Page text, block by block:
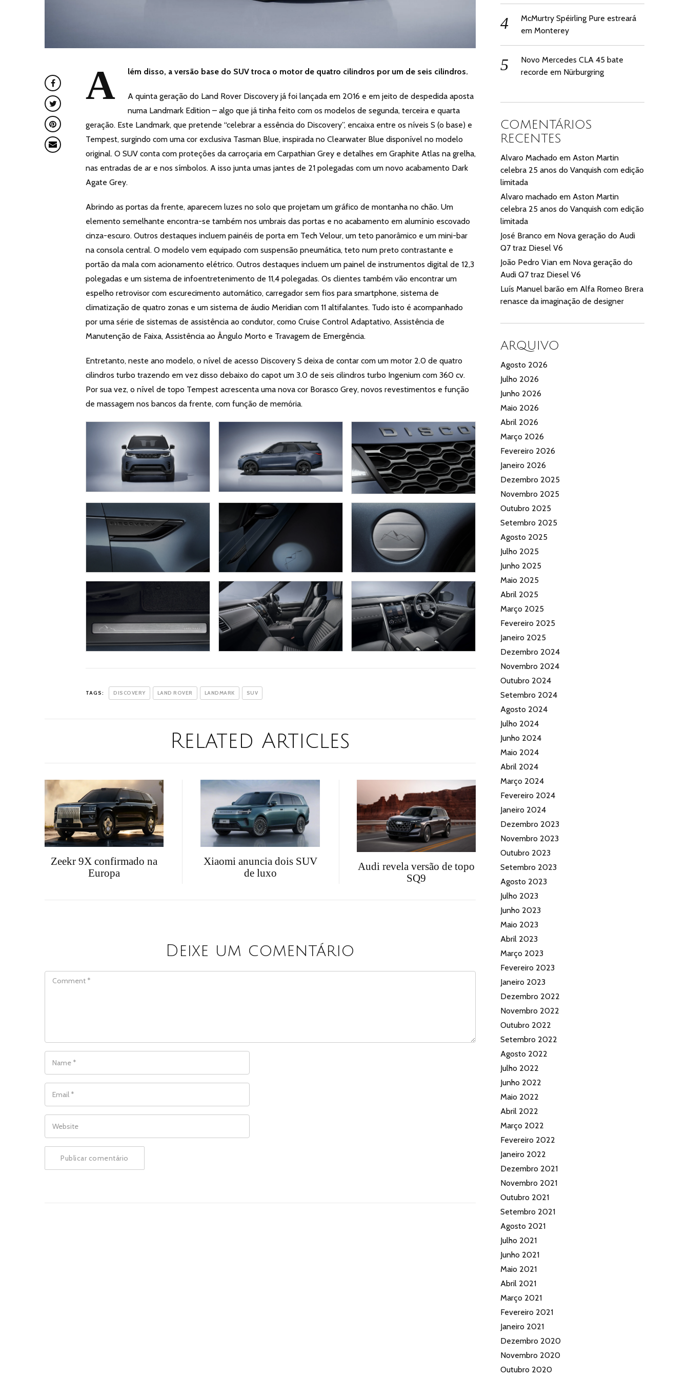
A lém disso, a versão base do SUV troca o motor de quatro cilindros por um de seis cilindros.
A quinta geração do Land Rover Discovery já foi lançada em 2016 e em jeito de despedida aposta
numa Landmark Edition – algo que já tinha feito com os modelos de segunda, terceira e quarta
geração. Este Landmark, que pretende “celebrar a essência do Discovery”, encaixa entre os níveis S (o base) e
Tempest, surgindo com uma cor exclusiva Tasman Blue, inspirada no Clearwater Blue disponível no modelo
original. O SUV conta com proteções da carroçaria em Carpathian Grey e detalhes em Graphite Atlas na grelha,
nas entradas de ar e nos símbolos. A isso junta umas jantes de 21 polegadas com um novo acabamento Dark
Agate Grey.
Abrindo as portas da frente, aparecem luzes no solo que projetam um gráfico de montanha no chão. Um
elemento semelhante encontra-se também nos umbrais das portas e no acabamento em alumínio escovado
cinza-escuro. Outros destaques incluem painéis de porta em Tech Velour, um teto panorâmico e um mini-bar
na consola central. O modelo vem equipado com suspensão pneumática, teto num preto contrastante e
portão da mala com acionamento elétrico. Outros destaques incluem um painel de instrumentos digital de 12,3
polegadas e um sistema de infoentretenimento de 11,4 polegadas. Os clientes também vão encontrar um
espelho retrovisor com escurecimento automático, carregador sem fios para smartphone, sistema de
climatização de quatro zonas e um sistema de áudio Meridian com 11 altifalantes. Tudo isto é acompanhado
por uma série de sistemas de assistência ao condutor, como Cruise Control Adaptativo, Assistência de
Manutenção de Faixa, Assistência ao Ângulo Morto e Travagem de Emergência.
Entretanto, neste ano modelo, o nível de acesso Discovery S deixa de contar com um motor 2.0 de quatro
cilindros turbo trazendo em vez disso debaixo do capot um 3.0 de seis cilindros turbo Ingenium com 360 cv.
Por sua vez, o nível de topo Tempest acrescenta uma nova cor Borasco Grey, novos revestimentos e função
de massagem nos bancos da frente, com função de memória.
TAGS: DISCOVERY LAND ROVER LANDMARK SUV
Related Articles
Zeekr 9X confirmado na
Europa
Xiaomi anuncia dois SUV
de luxo
Audi revela versão de topo
SQ9
Deixe um comentário
McMurtry Spéirling Pure estreará
em Monterey
Novo Mercedes CLA 45 bate
recorde em Nürburgring
COMENTÁRIOS
RECENTES
Alvaro Machado emAston Martin
celebra 25 anos do Vanquish com edição
limitada
Alvaro machado emAston Martin
celebra 25 anos do Vanquish com edição
limitada
José Branco em Nova geração do Audi
Q7 traz Diesel V6
João Pedro Vian em Nova geração do
Audi Q7 traz Diesel V6
Luís Manuel barão emAlfa Romeo Brera
renasce da imaginação de designer
ARQUIVO
Agosto 2026
Julho 2026
Junho 2026
Maio 2026
Abril 2026
Março 2026
Fevereiro 2026
Janeiro 2026
Dezembro 2025
Novembro 2025
Outubro 2025
Setembro 2025
Agosto 2025
Julho 2025
Junho 2025
Maio 2025
Abril 2025
Março 2025
Fevereiro 2025
Janeiro 2025
Dezembro 2024
Novembro 2024
Outubro 2024
Setembro 2024
Agosto 2024
Julho 2024
Junho 2024
Maio 2024
Abril 2024
Março 2024
Fevereiro 2024
Janeiro 2024
Dezembro 2023
Novembro 2023
Outubro 2023
Setembro 2023
Agosto 2023
Julho 2023
Junho 2023
Maio 2023
Abril 2023
Março 2023
Fevereiro 2023
Janeiro 2023
Dezembro 2022
Novembro 2022
Outubro 2022
Setembro 2022
Agosto 2022
Julho 2022
Junho 2022
Maio 2022
Abril 2022
Março 2022
Fevereiro 2022
Janeiro 2022
Dezembro 2021
Novembro 2021
Outubro 2021
Setembro 2021
Agosto 2021
Julho 2021
Junho 2021
Maio 2021
Abril 2021
Março 2021
Fevereiro 2021
Janeiro 2021
Dezembro 2020
Novembro 2020
Outubro 2020